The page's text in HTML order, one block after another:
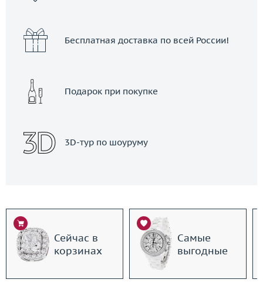
Бесплатная доставка по всей России!
Подарок при покупке
3D-тур по шоуруму
Сейчас в
корзинах
Самые
выгодные